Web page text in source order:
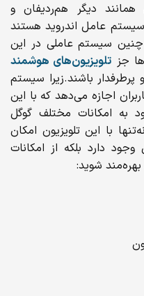
دیگر هم‌ردیفان و
عامل اندروید هستند
است. وجود چنین سیستم‌ عاملی در این
جز تلویزیون‌های هوشمند
باشند.زیرا سیستم
اجازه می‌دهد که با این
به امکانات مختلف گوگل
با این تلویزیون امکان
دارد بلکه از امکانات
بهره‌مند شوید: